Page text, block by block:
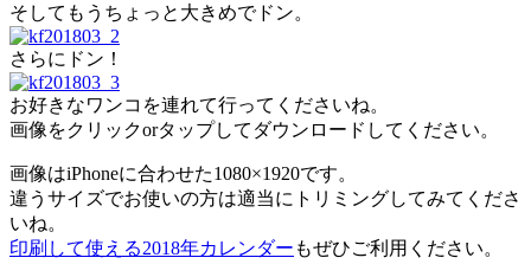
そしてもうちょっと大きめでドン。
さらにドン！
お好きなワンコを連れて行ってくださいね。
画像をクリックorタップしてダウンロードしてください。
画像はiPhoneに合わせた1080×1920です。
違うサイズでお使いの方は適当にトリミングしてみてくださ
いね。
印刷して使える2018年カレンダー もぜひご利用ください。